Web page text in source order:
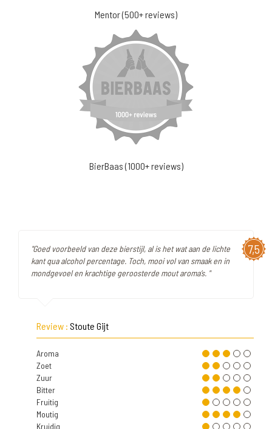
Mentor (500+ reviews)
BierBaas (1000+ reviews)
7,5
"Goed voorbeeld van deze bierstijl, al is het wat aan de lichte
kant qua alcohol percentage. Toch, mooi vol van smaak en in
mondgevoel en krachtige geroosterde mout aroma’s. "
Review : Stoute Gijt
Aroma
Zoet
Zuur
Bitter
Fruitig
Moutig
Kruidig